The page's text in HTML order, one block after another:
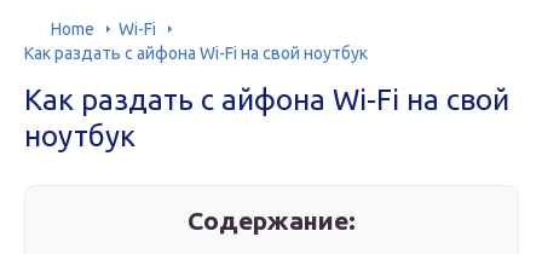
Home
Wi-Fi
Как раздать с айфона Wi-Fi на свой ноутбук
Как раздать с айфона Wi-Fi на свой
ноутбук
Содержание: